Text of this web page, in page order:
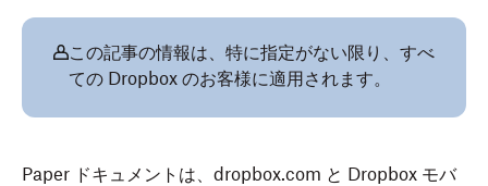
この記事の情報は、特に指定がない限り、すべ
ての Dropbox のお客様に適用されます。
Paper ドキュメントは、dropbox.com と Dropbox モバ